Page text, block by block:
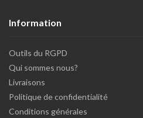
Information
Outils du RGPD
Qui sommes nous?
Livraisons
Politique de confidentialité
Conditions générales